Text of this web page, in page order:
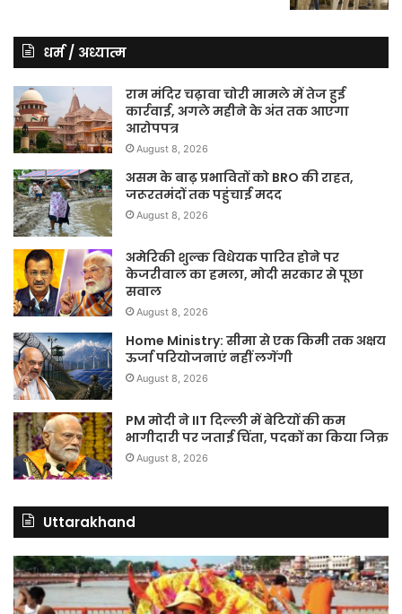
धर्म / अध्यात्म
राम मंदिर चढ़ावा चोरी मामले में तेज हुई
कार्रवाई, अगले महीने के अंत तक आएगा
आरोपपत्र
August 8, 2026
असम के बाढ़ प्रभावितों को BRO की राहत,
जरूरतमंदों तक पहुंचाई मदद
August 8, 2026
अमेरिकी शुल्क विधेयक पारित होने पर
केजरीवाल का हमला, मोदी सरकार से पूछा
सवाल
August 8, 2026
Home Ministry: सीमा से एक किमी तक अक्षय
ऊर्जा परियोजनाएं नहीं लगेंगी
August 8, 2026
PM मोदी ने IIT दिल्ली में बेटियों की कम
भागीदारी पर जताई चिंता, पदकों का किया जिक्र
August 8, 2026
Uttarakhand